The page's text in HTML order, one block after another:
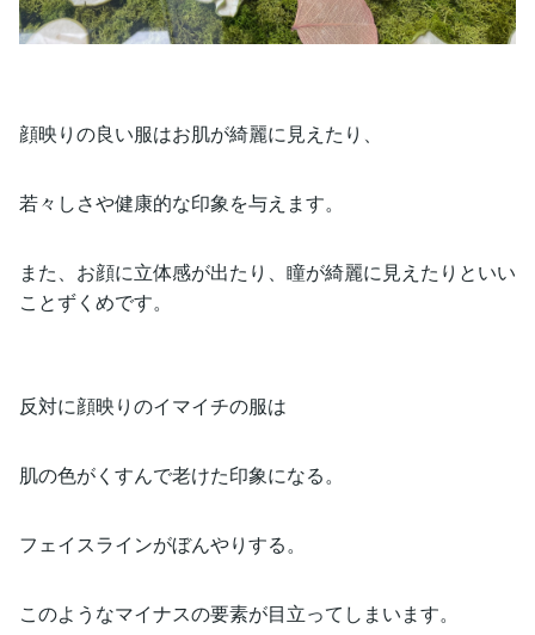
顔映りの良い服はお肌が綺麗に見えたり、
若々しさや健康的な印象を与えます。
また、お顔に立体感が出たり、瞳が綺麗に見えたりといい
ことずくめです。
反対に顔映りのイマイチの服は
肌の色がくすんで老けた印象になる。
フェイスラインがぼんやりする。
このようなマイナスの要素が目立ってしまいます。